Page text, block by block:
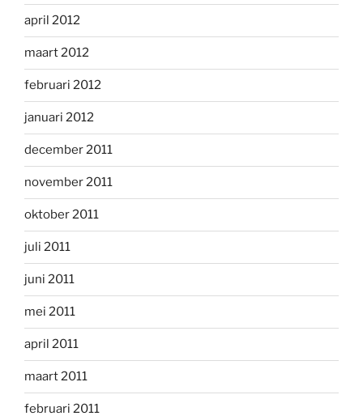
april 2012
maart 2012
februari 2012
januari 2012
december 2011
november 2011
oktober 2011
juli 2011
juni 2011
mei 2011
april 2011
maart 2011
februari 2011